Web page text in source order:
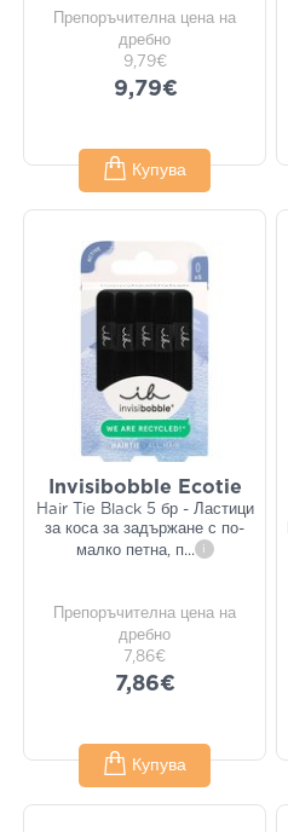
Препоръчителна цена на
дребно
9,79€
9,79€
Купува
Invisibobble Ecotie
Hair Tie Black 5 бр - Ластици
за коса за задържане с по-
малко петна, п... i
Препоръчителна цена на
дребно
7,86€
7,86€
Купува